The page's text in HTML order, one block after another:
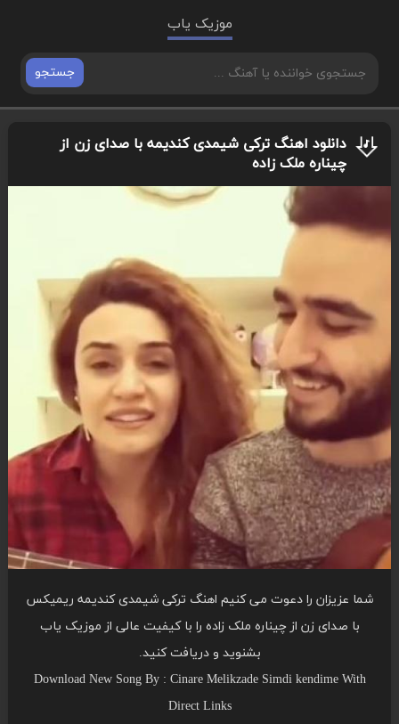
موزیک یاب
جستجو
دانلود اهنگ ترکی شیمدی کندیمه با صدای زن از
چیناره ملک زاده
شما عزیزان را دعوت می کنیم اهنگ ترکی شیمدی کندیمه ریمیکس
با صدای زن از چیناره ملک زاده را با کیفیت عالی از موزیک یاب
بشنوید و دریافت کنید.
Download New Song By : Cinare Melikzade Simdi kendime With
Direct Links